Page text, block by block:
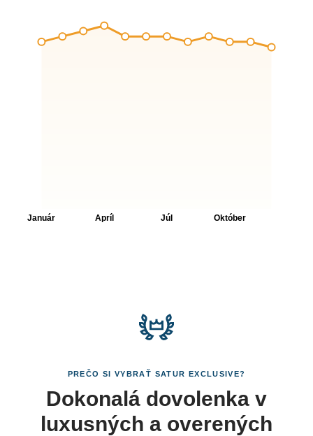
káva, čaj, nealkoholické nápoje a
Medové týždne - Svadobná dovolenka - kvety,
ovocie, malý darček (kúpeľné výrobky) a
čokolády. Kópia sobášneho listu musí byť
predložená pri príchode. Min počet nocí 3.
PREČO SI VYBRAŤ SATUR EXCLUSIVE?
Dokonalá dovolenka v
luxusných a overených